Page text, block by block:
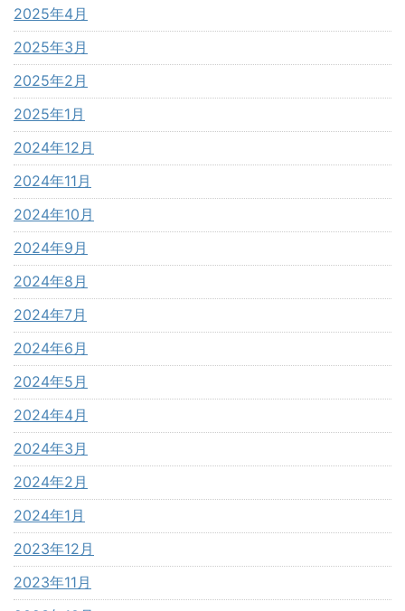
2025年4月
2025年3月
2025年2月
2025年1月
2024年12月
2024年11月
2024年10月
2024年9月
2024年8月
2024年7月
2024年6月
2024年5月
2024年4月
2024年3月
2024年2月
2024年1月
2023年12月
2023年11月